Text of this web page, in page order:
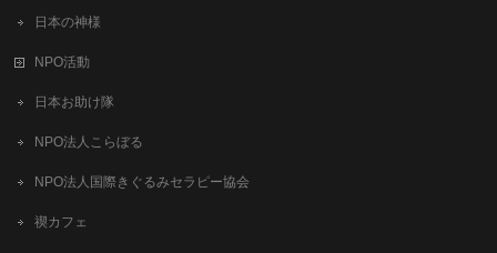
日本の神様
NPO活動
日本お助け隊
NPO法人こらぼる
NPO法人国際きぐるみセラピー協会
禊カフェ